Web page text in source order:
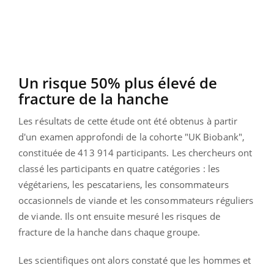
Un risque 50% plus élevé de
fracture de la hanche
Les résultats de cette étude ont été obtenus à partir
d'un examen approfondi de la cohorte "UK Biobank",
constituée de 413 914 participants. Les chercheurs ont
classé les participants en quatre catégories : les
végétariens, les pescatariens, les consommateurs
occasionnels de viande et les consommateurs réguliers
de viande. Ils ont ensuite mesuré les risques de
fracture de la hanche dans chaque groupe.
Les scientifiques ont alors constaté que les hommes et